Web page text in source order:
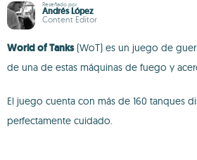
Reseñado por
Andrés López
Content Editor
World of Tanks(WoT) es un juego de
de una de estas máquinas de fuego y
El juego cuenta con más de 160 tanques
perfectamente cuidado.